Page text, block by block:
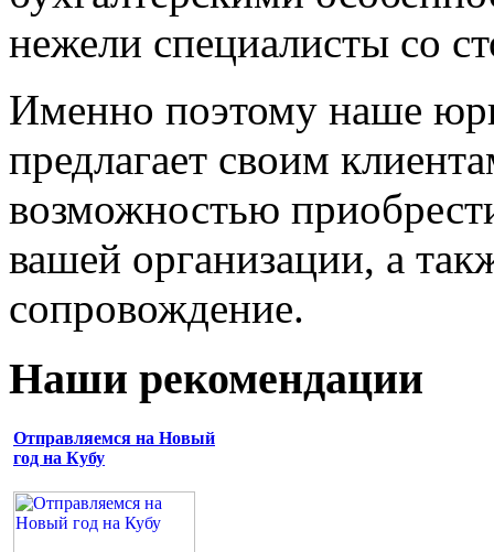
нежели специалисты со
Именно поэтому наше
предлагает своим
возможностью
вашей организации, а
сопровождение.
Наши рекомендации
Отправляемся на Новый
год на Кубу